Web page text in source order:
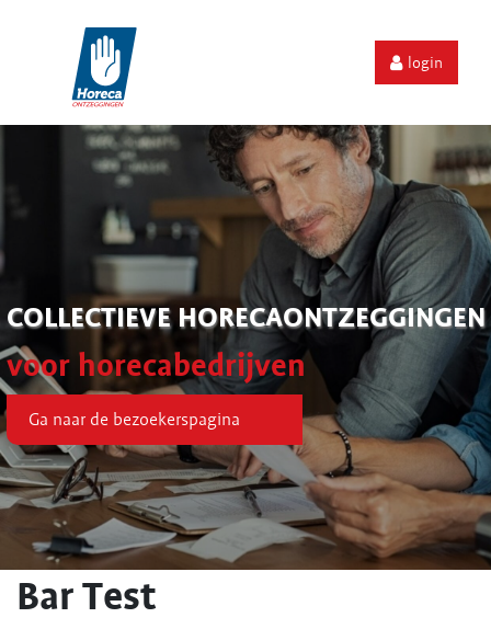
login
COLLECTIEVE HORECAONTZEGGINGEN
voor horecabedrijven
Ga naar de bezoekerspagina
Bar Test